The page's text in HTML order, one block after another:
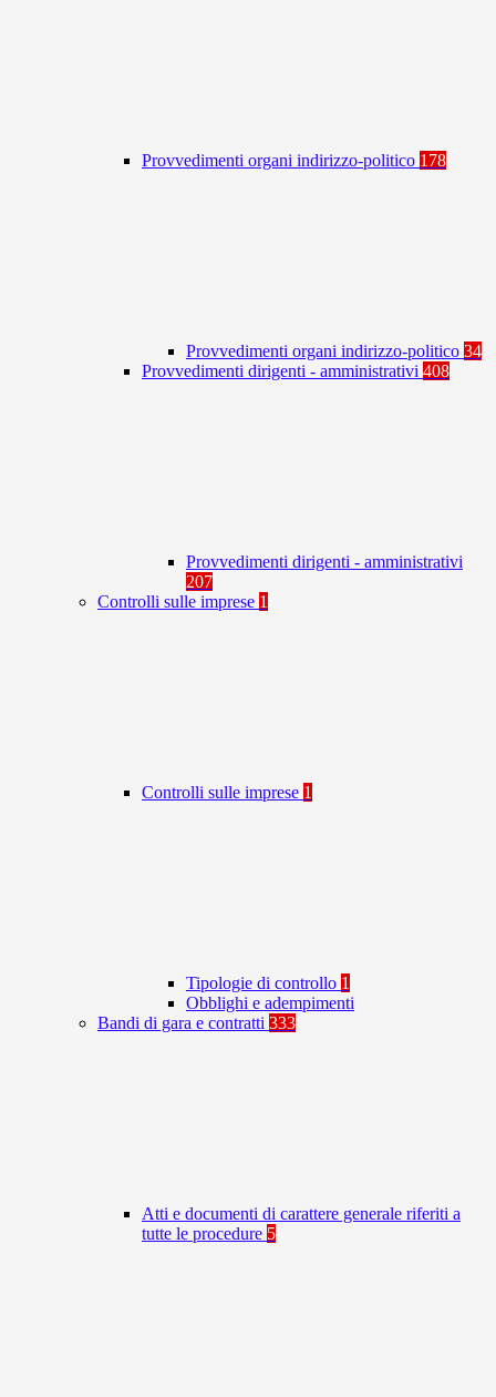
Provvedimenti organi indirizzo-politico 178
Provvedimenti organi indirizzo-politico 34
Provvedimenti dirigenti - amministrativi 408
Provvedimenti dirigenti - amministrativi
207
Controlli sulle imprese 1
Controlli sulle imprese 1
Tipologie di controllo 1
Obblighi e adempimenti
Bandi di gara e contratti 333
Atti e documenti di carattere generale riferiti a
tutte le procedure 5